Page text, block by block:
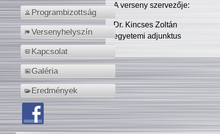
Programbizottság
Versenyhelyszín
Kapcsolat
Galéria
Eredmények
A verseny szervezője:
Dr. Kincses Zoltán
egyetemi adjunktus